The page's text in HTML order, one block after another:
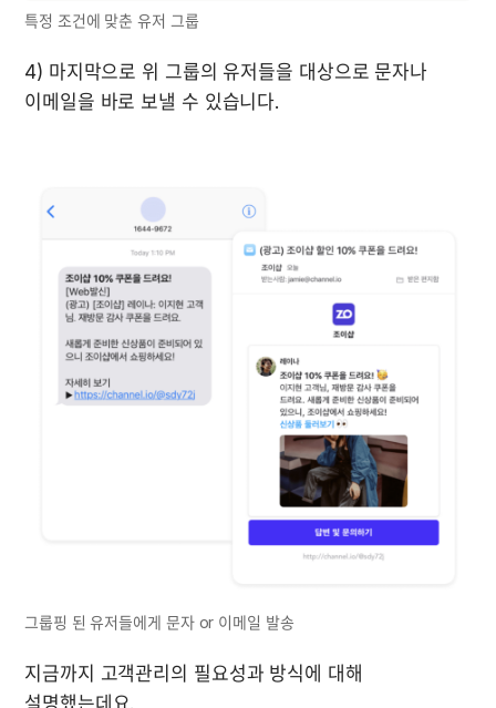
특정 조건에 맞춘 유저 그룹
4) 마지막으로 위 그룹의 유저들을 대상으로 문자나
그룹핑 된 유저들에게 문자 or 이메일 발송
지금까지 고객관리의 필요성과 방식에 대해